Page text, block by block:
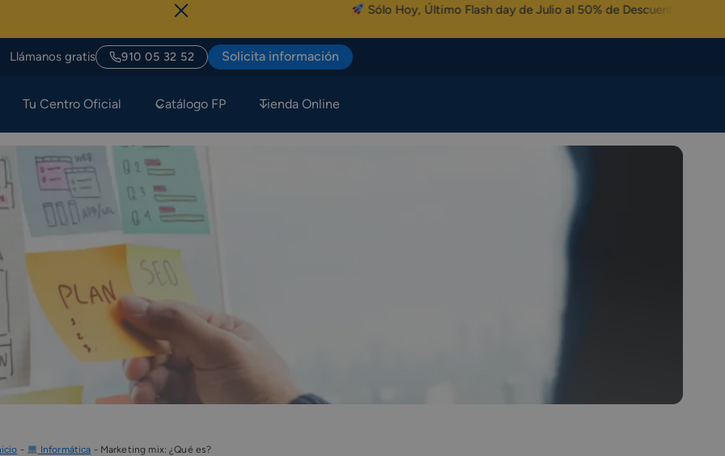
Sólo Hoy, Último Flash day de Julio al 50% de Descuento
Llámanos gratis 910 05 32 52 Solicita información
Tu Centro Oficial Catálogo FP Tienda Online
- Informática - Marketing mix: ¿Qué es?